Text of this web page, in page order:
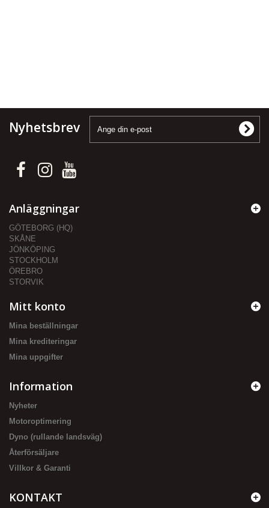
Nyhetsbrev
Anläggningar
GÖTEBORG (HQ)
SKÅNE
JÖNKÖPING
STOCKHOLM
ÖREBRO
STORVIK
Mitt konto
Mina beställningar
Mina krediteringar
Mina uppgifter
Information
Nyheter
Motoroptimering
Dyno (rullande landsväg)
Återförsäljare
Villkor & Garanti
KONTAKT